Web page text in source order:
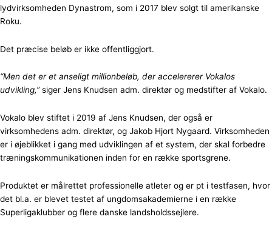
lydvirksomheden Dynastrom, som i 2017 blev solgt til amerikanske
Roku.
Det præcise beløb er ikke offentliggjort.
“Men det er et anseligt millionbeløb, der accelererer Vokalos
udvikling,”siger Jens Knudsen adm. direktør og medstifter af Vokalo.
Vokalo blev stiftet i 2019 af Jens Knudsen, der også er
virksomhedens adm. direktør, og Jakob Hjort Nygaard. Virksomheden
er i øjeblikket i gang med udviklingen af et system, der skal forbedre
træningskommunikationen inden for en række sportsgrene.
Produktet er målrettet professionelle atleter og er pt i testfasen, hvor
det bl.a. er blevet testet af ungdomsakademierne i en række
Superligaklubber og flere danske landsholdssejlere.